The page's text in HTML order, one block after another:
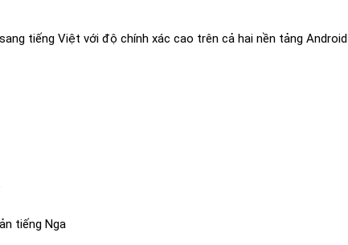
tiếng Việt với độ chính xác cao trên cả hai nền tảng Android
tiếng Nga